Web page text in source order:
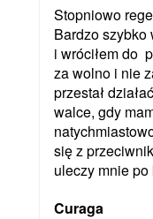
Stopniowo
Bardzo szybko
i wróciłem do
za wolno i nie
przestał
walce, gdy
się z
uleczy mnie
Curaga